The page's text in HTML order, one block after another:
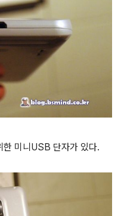
한 미니USB 단자가 있다.